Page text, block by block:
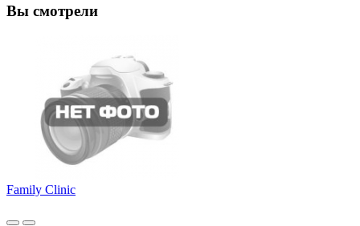
Вы смотрели
Family Clinic